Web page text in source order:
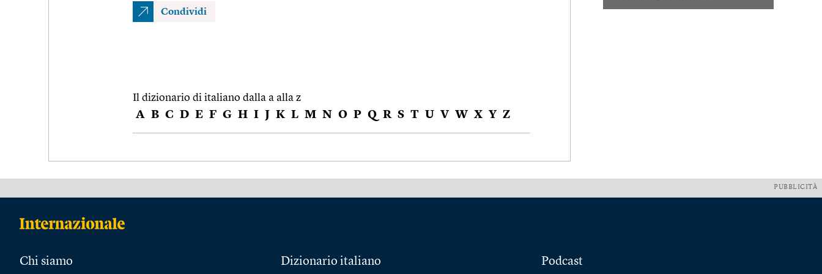
Condividi
Il dizionario di italiano dalla a alla z
A B C D E F G H I J K L M N O P Q R S T U V W X Y Z
PUBBLICITÀ
Chi siamo Dizionario italiano Podcast